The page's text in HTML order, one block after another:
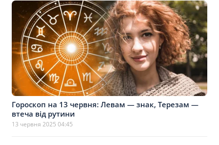
Гороскоп на 13 червня: Левам — знак, Терезам —
втеча від рутини
13 червня 2025 04:45